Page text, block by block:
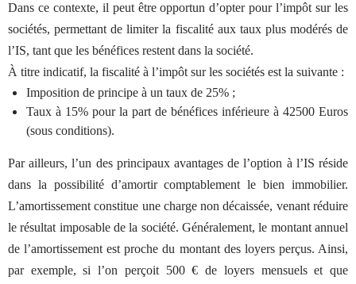
Dans ce contexte, il peut être opportun d’opter pour l’impôt sur les
sociétés, permettant de limiter la fiscalité aux taux plus modérés de
l’IS, tant que les bénéfices restent dans la société.
À titre indicatif, la fiscalité à l’impôt sur les sociétés est la suivante :
Imposition de principe à un taux de 25% ;
Taux à 15% pour la part de bénéfices inférieure à 42500 Euros
(sous conditions).
Par ailleurs, l’un des principaux avantages de l’option à l’IS réside
dans la possibilité d’amortir comptablement le bien immobilier.
L’amortissement constitue une charge non décaissée, venant réduire
le résultat imposable de la société. Généralement, le montant annuel
de l’amortissement est proche du montant des loyers perçus. Ainsi,
par exemple, si l’on perçoit 500 € de loyers mensuels et que